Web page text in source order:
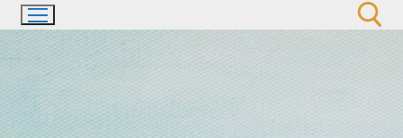
Aller
au